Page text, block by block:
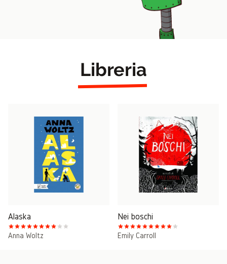
Libreria
Alaska
Anna Woltz
Nei boschi
Emily Carroll